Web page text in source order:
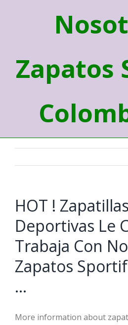
Zapatos
HOT ! Zapatillas
Deportivas Le
Trabaja Con
Zapatos
…
More information about